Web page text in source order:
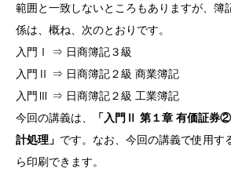
範囲と一致しないところもありますが、簿
係は、概ね、次のとおりです。
入門Ⅰ ⇒ 日商簿記３級
入門Ⅱ ⇒ 日商簿記２級 商業簿記
入門Ⅲ ⇒ 日商簿記２級 工業簿記
今回の講義は、
「入門Ⅱ 第１章 有価証券
計処理」 です。なお、今回の講義で使用す
ら印刷できます。